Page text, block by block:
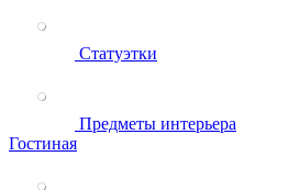
Статуэтки
Предметы интерьера
Гостиная